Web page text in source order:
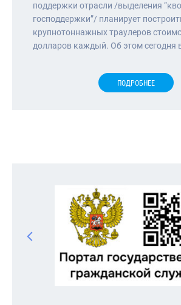
поддержки отрасли /выделения
господдержки”/ планирует
крупнотоннажных траулеров
долларов каждый. Об этом сегодня
ПОДРОБНЕЕ